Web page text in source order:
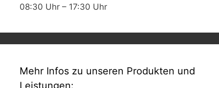
08:30 Uhr – 17:30 Uhr
Mehr Infos zu unseren Produkten und
Leistungen: